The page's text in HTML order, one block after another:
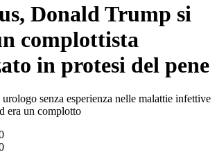
Donald Trump si
complottista
in protesi del pene
senza esperienza nelle malattie infettive
era un complotto